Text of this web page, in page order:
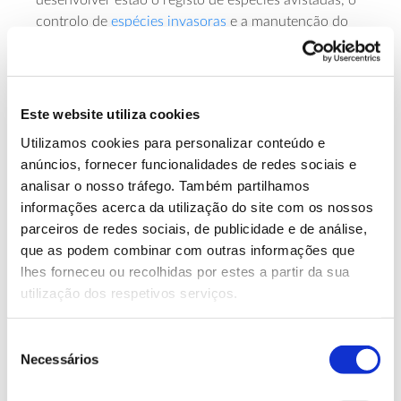
Este website utiliza cookies
Utilizamos cookies para personalizar conteúdo e
anúncios, fornecer funcionalidades de redes sociais e
analisar o nosso tráfego. Também partilhamos
informações acerca da utilização do site com os nossos
parceiros de redes sociais, de publicidade e de análise,
que as podem combinar com outras informações que
lhes forneceu ou recolhidas por estes a partir da sua
utilização dos respetivos serviços.
Necessários
controlo de espécies invasoras e a manutenção do
espaço florestal, entre muitas outras. A iniciativa
pretende ainda dinamizar o Centro de Interpretação
e a iniciativa Frossos em Equilíbrio
– Outra das atividades com inscrições já disponíveis
para o programa Voluntariado Jovem para a
Natureza e Florestas 2023 é a vigilância daMata
Nacional da Machada, situada no Município do
Barreiro. É este município que promove a ação
“Machada em Alerta 2023”, desafiando os jovens a
integrar as equipas de quatro elementos que vão
ficar, em vários turnos, no posto fixo de prevenção
Machada em Alerta 2023